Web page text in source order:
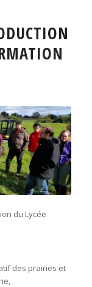
du Lycée
des prairies et